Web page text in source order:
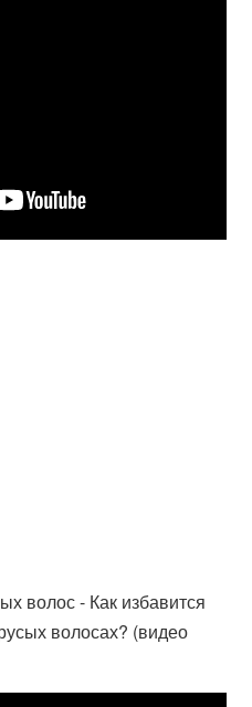
- Как избавится
волосах? (видео